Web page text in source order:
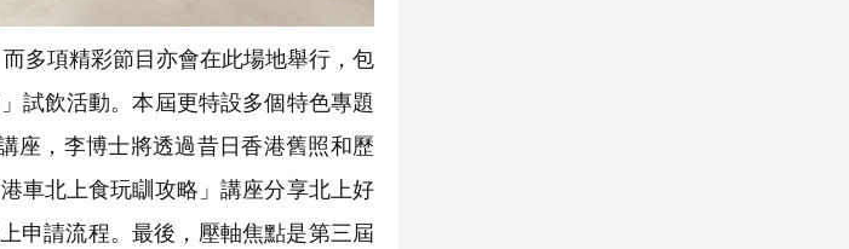
多項精彩節目亦會在此場地舉行，包
試飲活動。本屆更特設多個特色專題
座，李博士將透過昔日香港舊照和歷
車北上食玩瞓攻略」講座分享北上好
申請流程。最後，壓軸焦點是第三屆